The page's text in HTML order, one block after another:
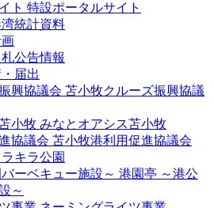
特設ポータルサイト
統計資料
札公告情報
届出
苫小牧クルーズ振興協議
みなとオアシス苫小牧
苫小牧港利用促進協議会
キラ公園
港園亭 ～港公
～